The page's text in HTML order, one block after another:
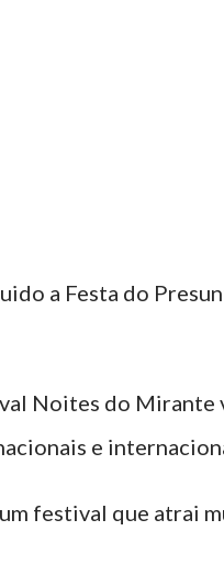
a Festa do
Noites do Mirante
e
festival que atrai